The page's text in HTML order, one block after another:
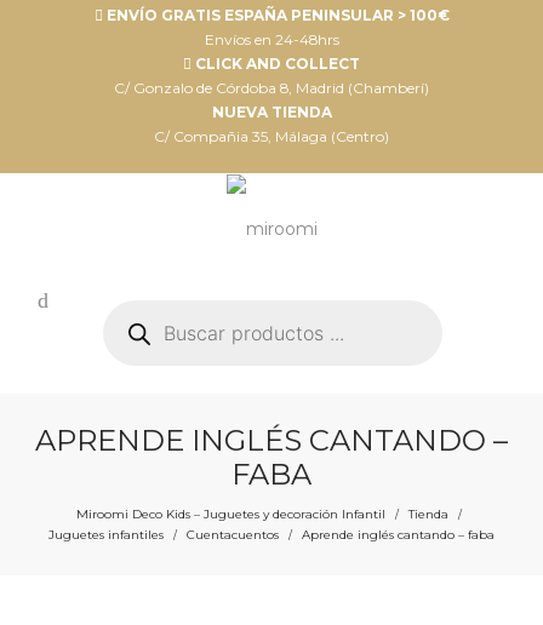
ENVÍO GRATIS ESPAÑA PENINSULAR > 100€
Envíos en 24-48hrs
CLICK AND COLLECT
C/ Gonzalo de Córdoba 8, Madrid (Chamberí)
NUEVA TIENDA
C/ Compañia 35, Málaga (Centro)
productos
APRENDE INGLÉS CANTANDO –
FABA
Miroomi Deco Kids – Juguetes y decoración Infantil / Tienda /
Juguetes infantiles / Cuentacuentos / Aprende inglés cantando – faba